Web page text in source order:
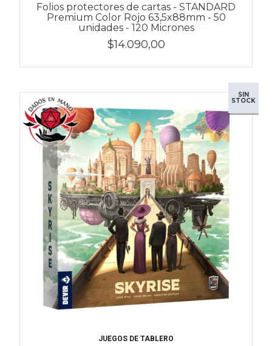
Folios protectores de cartas - STANDARD
Premium Color Rojo 63,5x88mm - 50
unidades - 120 Micrones
$14.090,00
SIN
STOCK
JUEGOS DE TABLERO